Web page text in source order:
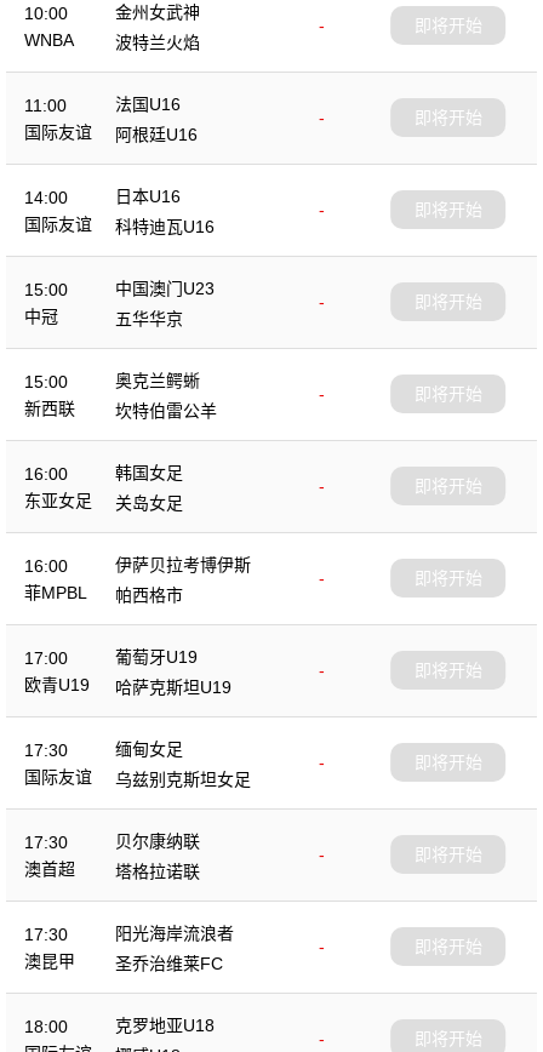
10:00
WNBA
金州女武神
-
波特兰火焰
即将开始
11:00
国际友谊
法国U16
-
阿根廷U16
即将开始
14:00
国际友谊
日本U16
-
科特迪瓦U16
即将开始
15:00
中冠
中国澳门U23
-
五华华京
即将开始
15:00
新西联
奥克兰鳄蜥
-
坎特伯雷公羊
即将开始
16:00
东亚女足
韩国女足
-
关岛女足
即将开始
16:00
菲MPBL
伊萨贝拉考博伊斯
-
帕西格市
即将开始
17:00
欧青U19
葡萄牙U19
-
哈萨克斯坦U19
即将开始
17:30
国际友谊
缅甸女足
-
乌兹别克斯坦女足
即将开始
17:30
澳首超
贝尔康纳联
-
塔格拉诺联
即将开始
17:30
澳昆甲
阳光海岸流浪者
-
圣乔治维莱FC
即将开始
18:00
克罗地亚U18
-
即将开始